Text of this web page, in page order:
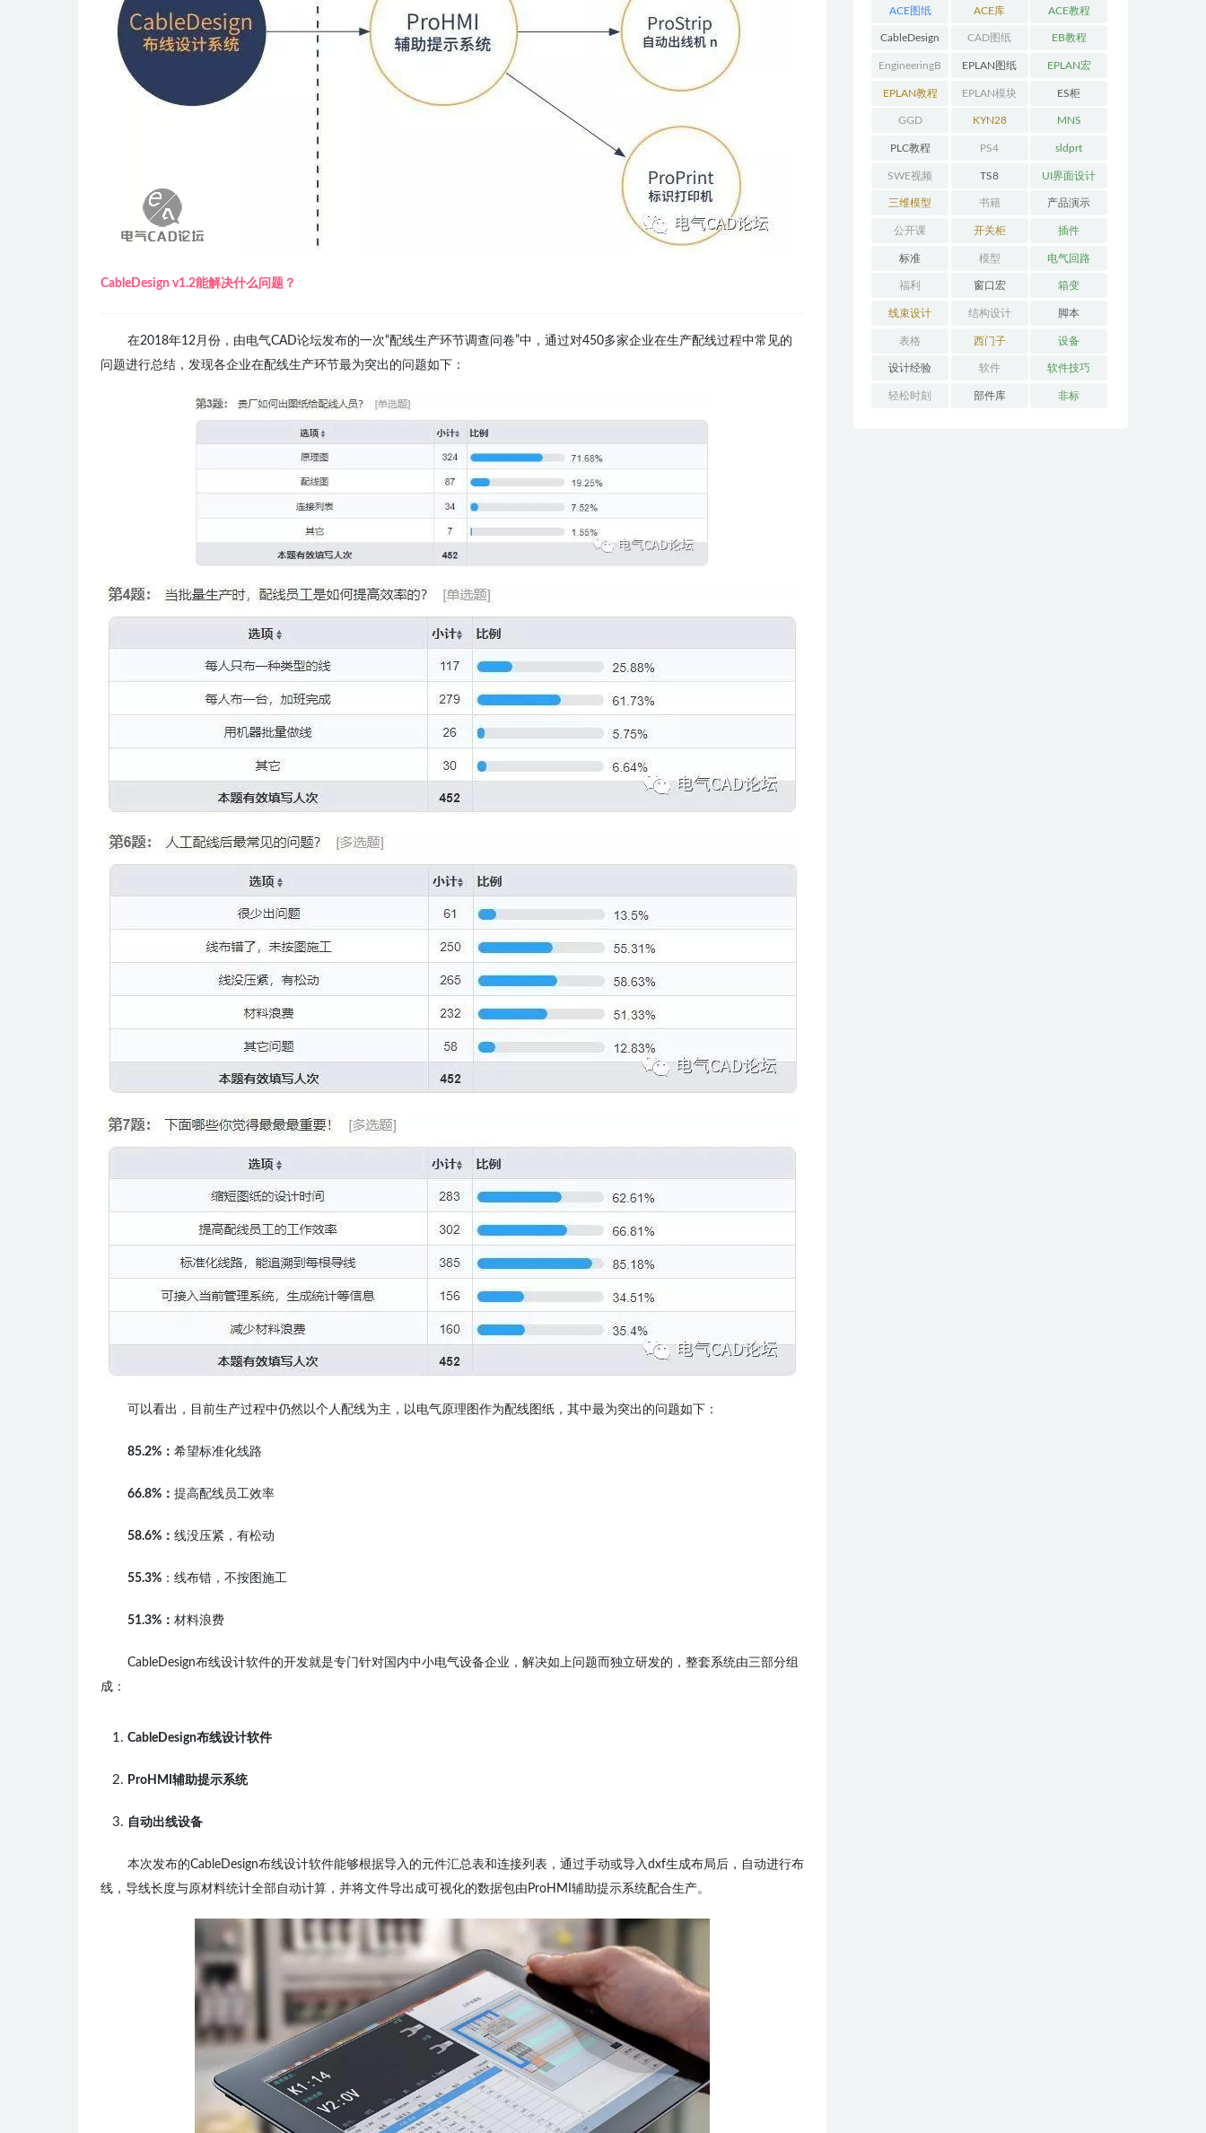
CableDesign v1.2能解决什么问题？
在2018年12月份，由电气CAD论坛发布的一次“配线生产环节调查问卷”中，通过对450多家企业在生产配线过程中常见的
问题进行总结，发现各企业在配线生产环节最为突出的问题如下：
可以看出，目前生产过程中仍然以个人配线为主，以电气原理图作为配线图纸，其中最为突出的问题如下：
85.2%： 希望标准化线路
66.8%： 提高配线员工效率
58.6%： 线没压紧，有松动
55.3% ： 线布错 ， 不按图施工
51.3%： 材料浪费
CableDesign布线设计软件的开发就是专门针对国内中小电气设备企业，解决如上问题而独立研发的，整套系统由三部分组
成：
CableDesign布线设计软件
ProHMI辅助提示系统
自动出线设备
本次发布的Cable Design布线设计软件能够根据导入的元件汇总表和连接列表，通过手动或导入dxf生成布局后，自动进行布
线，导线长度与原材料统计全部自动计算，并将文件导出成可视化的数据包由ProHMI辅助提示系统配合生产。
ACE图纸 ACE库 ACE教程
CableDesign CAD图纸 EB教程
EngineeringB
ase教程
EPLAN图纸 EPLAN宏
EPLAN教程 EPLAN模块 ES柜
GGD KYN28 MNS
PLC教程 PS4 sldprt
SWE视频 TS8 UI界面设计
三维模型 书籍 产品演示
公开课 开关柜 插件
标准 模型 电气回路
福利 窗口宏 箱变
线束设计 结构设计 脚本
表格 西门子 设备
设计经验 软件 软件技巧
轻松时刻 部件库 非标